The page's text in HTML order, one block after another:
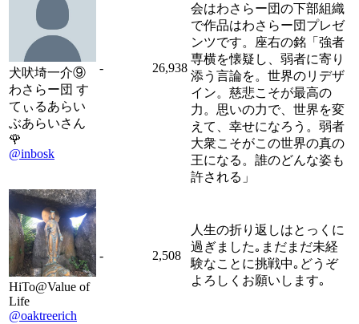
犬吠埼一介⑨
わさらー団 す
てぃるあらい
ぶあらいさん
🌹
@inbosk
- 26,938
会はわさらー団の下部組織
で作品はわさらー団プレゼ
ンツです。座右の銘「強者
専横を懐疑し、弱者に寄り
添う言論を。世界のリデザ
イン。慈悲こそが最高の
力。思いの力で、世界を変
えて、幸せになろう。弱者
大衆こそがこの世界の真の
王になる。誰のどんな姿も
許される」
HiTo@Value of
Life
@oaktreerich
- 2,508
人生の折り返しはとっくに
過ぎました｡まだまだ未経
験なことに挑戦中｡どうぞ
よろしくお願いします｡